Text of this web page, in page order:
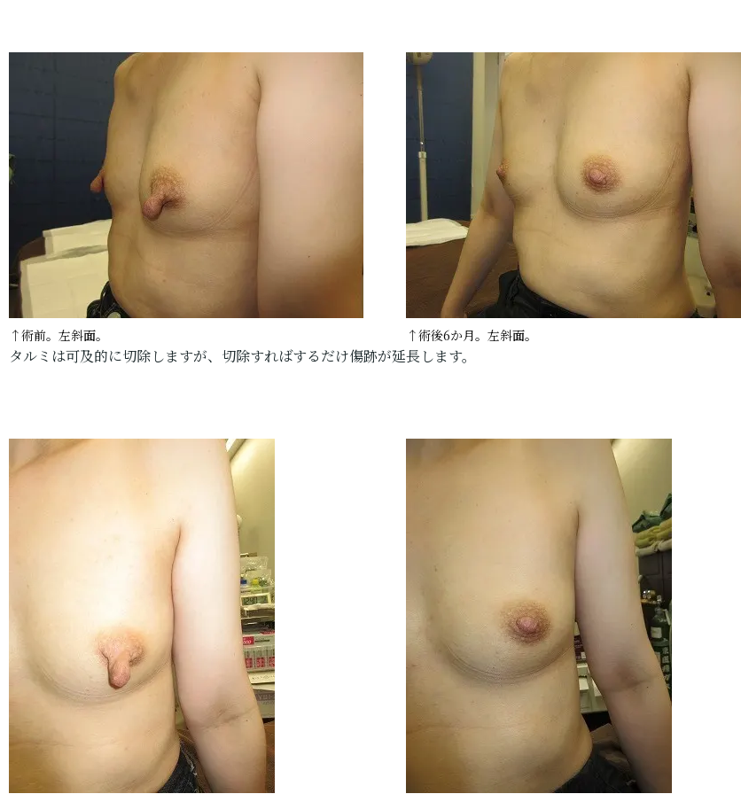
↑術前。左斜面。 ↑術後6か月。左斜面。
タルミは可及的に切除しますが、切除すればするだけ傷跡が延長します。